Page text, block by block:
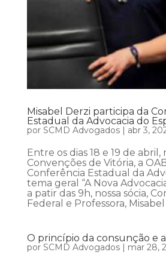
Misabel Derzi participa da
Estadual da Advocacia do
por SCMD Advogados| abr 3,
Entre os dias 18 e 19 de
Convenções de Vitória, a
Conferência Estadual da
tema geral “A Nova
a patir das 9h, nossa sócia,
Federal e Professora, Misabel
O princípio da consunção e
por SCMD Advogados| mar 28,